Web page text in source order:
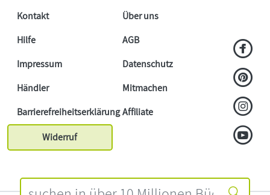
Kontakt
Über uns
Hilfe
AGB
Impressum
Datenschutz
Händler
Mitmachen
BarrierefreiheitserklärungAffiliate
Widerruf